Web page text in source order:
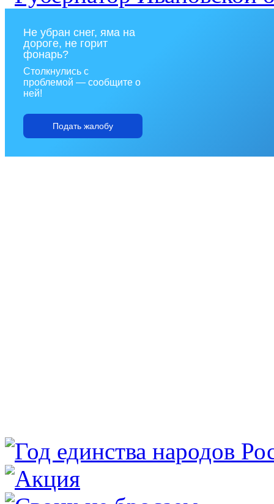
Не убран снег, яма на
дороге, не горит
фонарь?
Столкнулись с
проблемой — сообщите о
ней!
Подать жалобу